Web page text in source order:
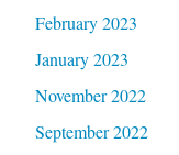
February 2023
January 2023
November 2022
September 2022